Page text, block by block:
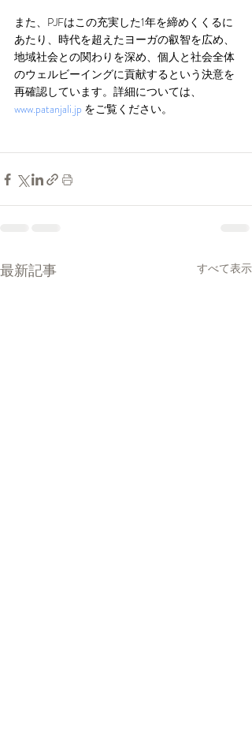
また、PJFはこの充実した1年を締めくくるに
あたり、時代を超えたヨーガの叡智を広め、
地域社会との関わりを深め、個人と社会全体
のウェルビーイングに貢献するという決意を
再確認しています。詳細については、
www.patanjali.jp をご覧ください。
最新記事 すべて表示